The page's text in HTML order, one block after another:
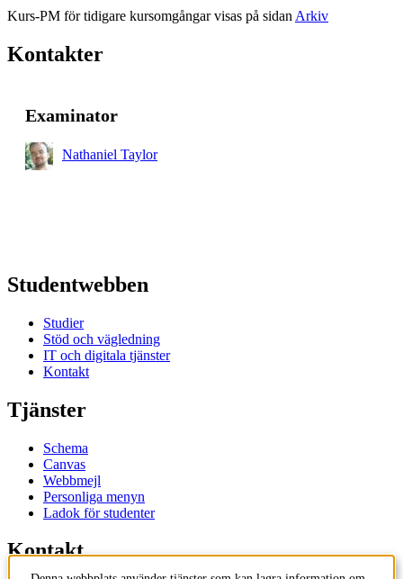
Kurs-PM för tidigare kursomgångar visas på sidan Arkiv
Kontakter
Examinator
Nathaniel Taylor
Studentwebben
Studier
Stöd och vägledning
IT och digitala tjänster
Kontakt
Tjänster
Schema
Canvas
Webbmejl
Personliga menyn
Ladok för studenter
Kontakt